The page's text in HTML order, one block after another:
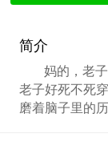
简介
妈的，老
老子好死不死
磨着脑子里的
哭，我能不答